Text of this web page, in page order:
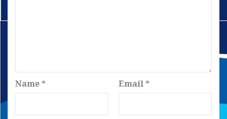
Name * Email *